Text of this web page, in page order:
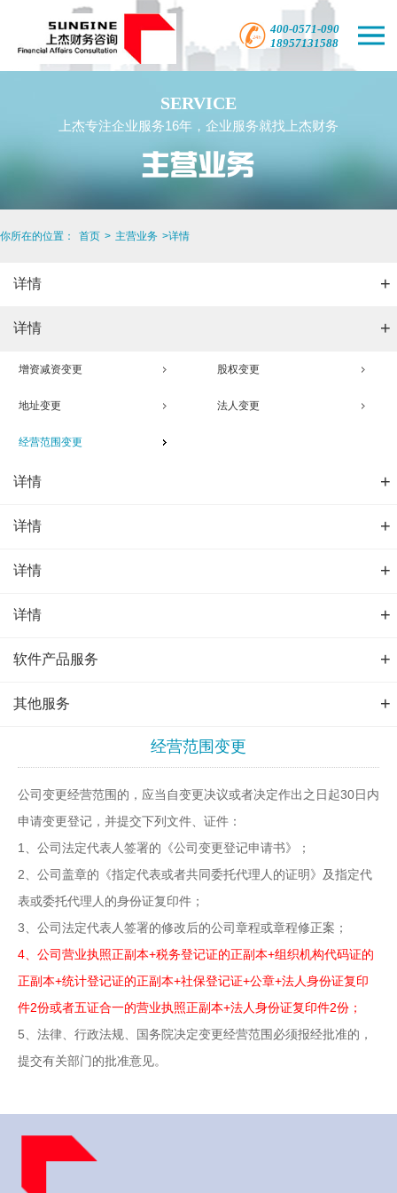
SERVICE
上杰专注企业服务16年，企业服务就找上杰财务
你所在的位置： 首页 > 主营业务 >详情
详情 +
详情 +
增资减资变更 股权变更
地址变更 法人变更
经营范围变更
详情 +
详情 +
详情 +
详情 +
软件产品服务 +
其他服务 +
经营范围变更
公司变更经营范围的，应当自变更决议或者决定作出之日起30日内
申请变更登记，并提交下列文件、证件：
1、公司法定代表人签署的《公司变更登记申请书》；
2、公司盖章的《指定代表或者共同委托代理人的证明》及指定代
表或委托代理人的身份证复印件；
3、公司法定代表人签署的修改后的公司章程或章程修正案；
4、公司营业执照正副本+税务登记证的正副本+组织机构代码证的
正副本+统计登记证的正副本+社保登记证+公章+法人身份证复印
件2份或者五证合一的营业执照正副本+法人身份证复印件2份；
5、法律、行政法规、国务院决定变更经营范围必须报经批准的，
提交有关部门的批准意见。